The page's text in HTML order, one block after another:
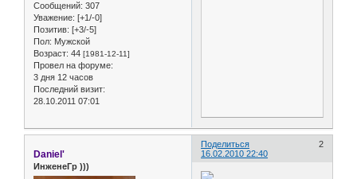
Сообщений: 307
Уважение: [+1/-0]
Позитив: [+3/-5]
Пол: Мужской
Возраст: 44 [1981-12-11]
Провел на форуме:
3 дня 12 часов
Последний визит:
28.10.2011 07:01
Поделиться
2
16.02.2010 22:40
Daniel'
ИнженеГр )))